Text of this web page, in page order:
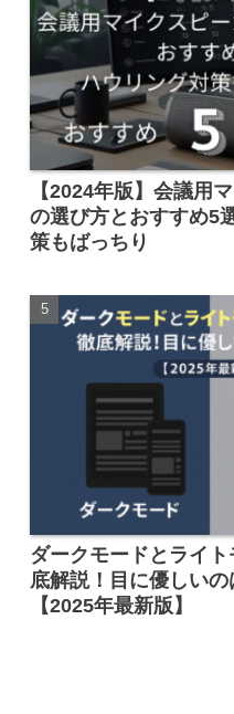
【2024年版】会議用
の選び方とおすすめ5
策もばっちり
ダークモードとライ
底解説！目に優しいの
【2025年最新版】